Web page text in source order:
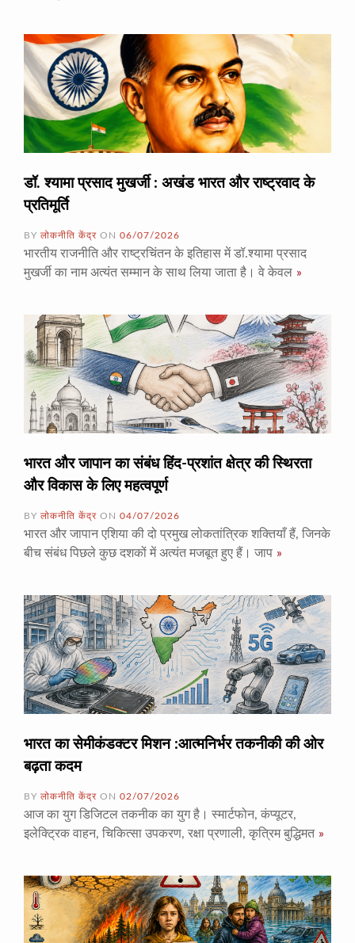
डॉ. श्यामा प्रसाद मुखर्जी : अखंड भारत और राष्ट्रवाद के
प्रतिमूर्ति
BY लोकनीति केंद्र ON 06/07/2026
भारतीय राजनीति और राष्ट्रचिंतन के इतिहास में डॉ.श्यामा प्रसाद
मुखर्जी का नाम अत्यंत सम्मान के साथ लिया जाता है। वे केवल »
भारत और जापान का संबंध हिंद-प्रशांत क्षेत्र की स्थिरता
और विकास के लिए महत्वपूर्ण
BY लोकनीति केंद्र ON 04/07/2026
भारत और जापान एशिया की दो प्रमुख लोकतांत्रिक शक्तियाँ हैं, जिनके
बीच संबंध पिछले कुछ दशकों में अत्यंत मजबूत हुए हैं। जाप »
भारत का सेमीकंडक्टर मिशन :आत्मनिर्भर तकनीकी की ओर
बढ़ता कदम
BY लोकनीति केंद्र ON 02/07/2026
आज का युग डिजिटल तकनीक का युग है। स्मार्टफोन, कंप्यूटर,
इलेक्ट्रिक वाहन, चिकित्सा उपकरण, रक्षा प्रणाली, कृत्रिम बुद्धिमत »